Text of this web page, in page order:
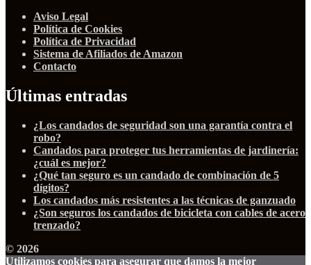
Aviso Legal
Política de Cookies
Política de Privacidad
Sistema de Afiliados de Amazon
Contacto
Últimas entradas
¿Los candados de seguridad son una garantía contra el
robo?
Candados para proteger tus herramientas de jardinería:
¿cuál es mejor?
¿Qué tan seguro es un candado de combinación de 5
dígitos?
Los candados más resistentes a las técnicas de ganzuado
¿Son seguros los candados de bicicleta con cables de acero
trenzado?
© 2026
Utilizamos cookies para asegurar que damos la mejor